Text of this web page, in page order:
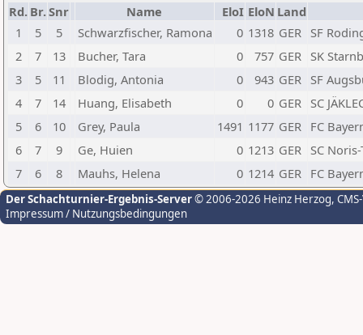
Rd. Br.Snr Name EloI EloN Land
1
5 5 Schwarzfischer, Ramona 0 1318 GER SF
2
7 13 Bucher, Tara 0 757 GER SK
3
5 11 Blodig, Antonia 0 943 GER SF
4
7 14 Huang, Elisabeth 0 0 GER SC
5
6 10 Grey, Paula 1491 1177 GER FC
6
7 9 Ge, Huien 0 1213 GER SC
7
6 8 Mauhs, Helena 0 1214 GER FC
Der Schachturnier-Ergebnis-Server© 2006-2026 Heinz Herzog,
Impressum / Nutzungsbedingungen